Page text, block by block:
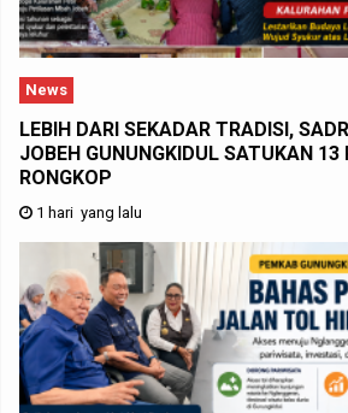
News
LEBIH DARI SEKADAR TRADISI,
JOBEH GUNUNGKIDUL SATUKAN 13
RONGKOP
1 hari yang lalu